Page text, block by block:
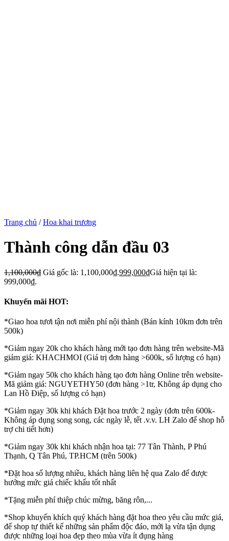
Trang chủ / Hoa khai trương
Thành công dẫn đầu 03
1,100,000₫ Giá gốc là: 1,100,000₫.999,000₫Giá hiện tại là:
999,000₫.
Khuyến mãi HOT:
*Giao hoa tươi tận nơi miễn phí nội thành (Bán kính 10km đơn trên
500k)
*Giảm ngay 20k cho khách hàng mới tạo đơn hàng trên website-Mã
giảm giá: KHACHMOI (Giá trị đơn hàng >600k, số lượng có hạn)
*Giảm ngay 50k cho khách hàng tạo đơn hàng Online trên website-
Mã giảm giá: NGUYETHY50 (đơn hàng >1tr, Không áp dụng cho
Lan Hồ Điệp, số lượng có hạn)
*Giảm ngay 30k khi khách Đặt hoa trước 2 ngày (đơn trên 600k-
Không áp dụng song song, các ngày lễ, tết .v.v. LH Zalo để shop hỗ
trợ chi tiết hơn)
*Giảm ngay 30k khi khách nhận hoa tại: 77 Tân Thành, P Phú
Thạnh, Q Tân Phú, TP.HCM (trên 500k)
*Đặt hoa số lượng nhiều, khách hàng liên hệ qua Zalo để được
hưởng mức giá chiếc khấu tốt nhất
*Tặng miễn phí thiệp chúc mừng, băng rôn,...
*Shop khuyến khích quý khách hàng đặt hoa theo yêu cầu mức giá,
để shop tự thiết kế những sản phẩm độc đáo, mới lạ vừa tận dụng
được những loại hoa đẹp theo mùa vừa ít đụng hàng